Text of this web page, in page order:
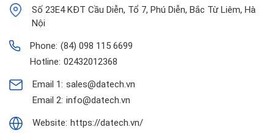
Số 23E4 KĐT Cầu Diễn, Tổ 7, Phú Diễn, Bắc Từ Liêm, Hà
Nội
Phone: (84) 098 115 6699
Hotline: 02432012368
Email 1: sales@datech.vn
Email 2: info@datech.vn
Website: https://datech.vn/